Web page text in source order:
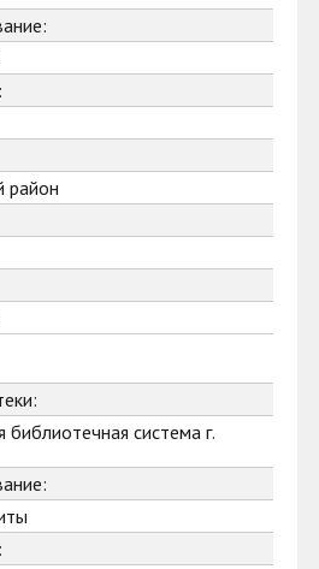
район
библиотечная система г.